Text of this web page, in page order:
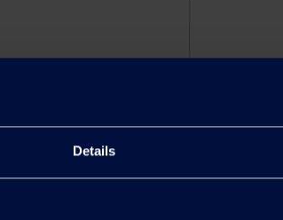
Details
更に関する
別のご高配を賜
装袋仕様変更
くお願い申し